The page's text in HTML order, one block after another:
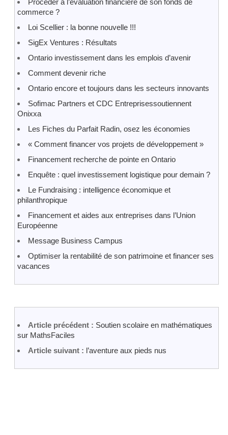
commerce ?
Loi Scellier : la bonne nouvelle !!!
SigEx Ventures : Résultats
Ontario investissement dans les emplois d’avenir
Comment devenir riche
Ontario encore et toujours dans les secteurs innovants
Sofimac Partners et CDC Entreprisessoutiennent
Onixxa
Les Fiches du Parfait Radin, osez les économies
« Comment financer vos projets de développement »
Financement recherche de pointe en Ontario
Enquête : quel investissement logistique pour demain ?
Le Fundraising : intelligence économique et
philanthropique
Financement et aides aux entreprises dans l’Union
Européenne
Message Business Campus
Optimiser la rentabilité de son patrimoine et financer ses
vacances
Article précédent : Soutien scolaire en mathématiques
sur MathsFaciles
Article suivant : l’aventure aux pieds nus